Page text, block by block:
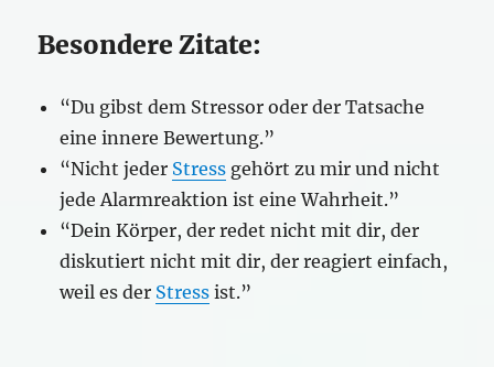
Besondere Zitate:
“Du gibst dem Stressor oder der Tatsache
eine innere Bewertung.”
“Nicht jeder Stress gehört zu mir und nicht
jede Alarmreaktion ist eine Wahrheit.”
“Dein Körper, der redet nicht mit dir, der
diskutiert nicht mit dir, der reagiert einfach,
weil es der Stress ist.”